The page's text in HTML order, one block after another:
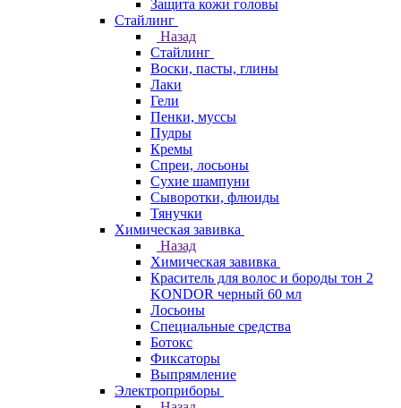
Защита кожи головы
Стайлинг
Назад
Стайлинг
Воски, пасты, глины
Лаки
Гели
Пенки, муссы
Пудры
Кремы
Спреи, лосьоны
Сухие шампуни
Сыворотки, флюиды
Тянучки
Химическая завивка
Назад
Химическая завивка
Краситель для волос и бороды тон 2
KONDOR черный 60 мл
Лосьоны
Специальные средства
Ботокс
Фиксаторы
Выпрямление
Электроприборы